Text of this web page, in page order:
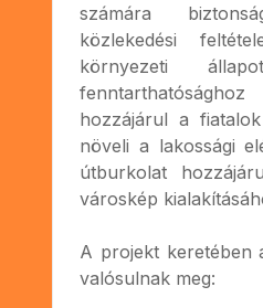
számára
közlekedési
környezeti
hozzájárul a
növeli a lakossági
útburkolat
városkép
A projekt keretében
valósulnak meg: